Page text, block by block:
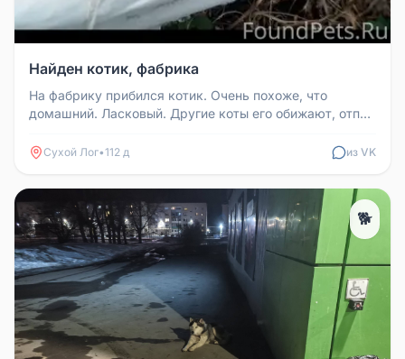
Найден котик, фабрика
На фабрику прибился котик. Очень похоже, что
домашний. Ласковый. Другие коты его обижают, отпор
Сухой Лог•112 д из VK
🐕